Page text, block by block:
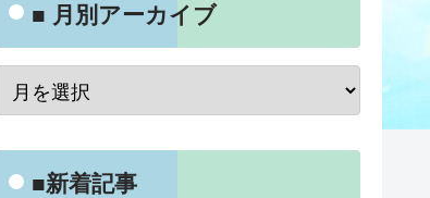
■ 月別アーカイブ
■新着記事